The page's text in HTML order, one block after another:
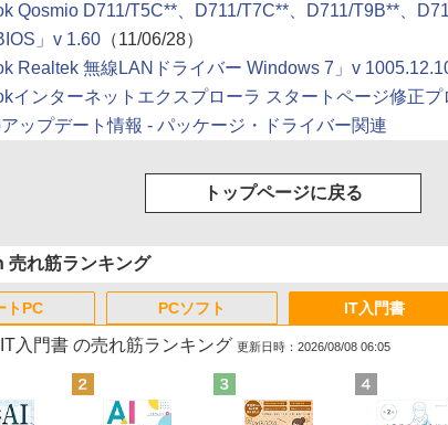
Qosmio D711/T5C**、D711/T7C**、D711/T9B**、
」v 1.60 （11/06/28）
Realtek 無線LANドライバー Windows 7」v
インターネットエクスプローラ スタートページ修正プ
ップデート情報 - パッケージ・ドライバー関連
トップページに戻る
売れ筋ランキング
トPC PCソフト IT入門書
入門書 の売れ筋ランキング 更新日時：2026/08/08 06:05